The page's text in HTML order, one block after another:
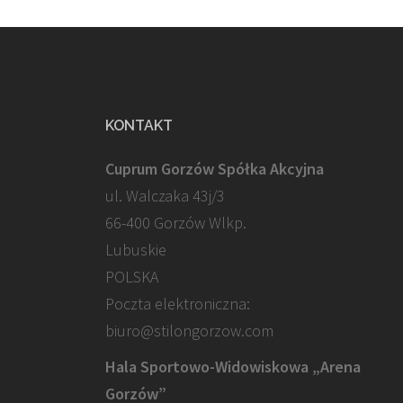
KONTAKT
Cuprum Gorzów Spółka Akcyjna
ul. Walczaka 43j/3
66-400 Gorzów Wlkp.
Lubuskie
POLSKA
Poczta elektroniczna:
biuro@stilongorzow.com
Hala Sportowo-Widowiskowa „Arena
Gorzów”